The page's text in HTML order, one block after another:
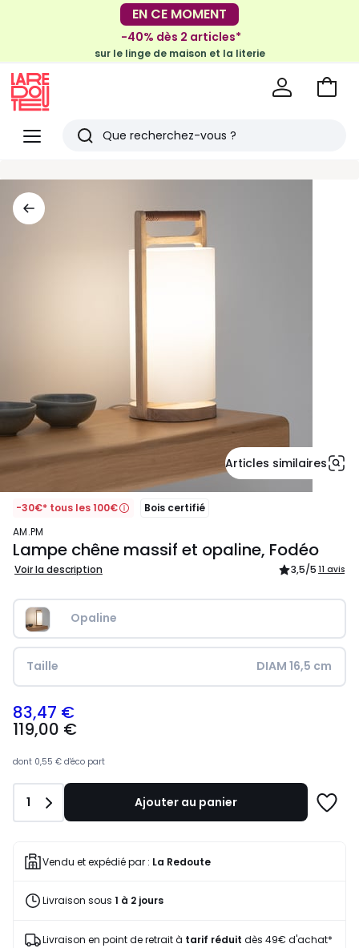
-30€ tous les 100€*
sur le meuble & la déco
EN CE MOMENT
-40% dès 2 articles*
sur le linge de maison et la literie
Menu
Redoute
Rechercher
Voir
Articles similaires
-30€* tous les 100€
Bois certifié
AM.PM
Lampe chêne massif et opaline, Fodéo
Voir la description 3,5/5 11 avis
Opaline
Taille DIAM 16,5 cm
119,00
€
à
programme
pour
payer
place
83,47
83,47 €
119,00 €
dont 0,55 € d'éco part
Quantité
1 Ajouter au panier
Vendu et expédié par : La Redoute
Livraison sous 1 à 2 jours
Livraison en point de retrait à tarif réduit dès 49€ d'achat*